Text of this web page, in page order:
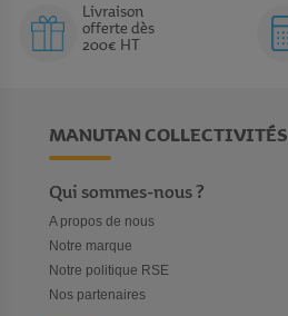
Livraison
offerte dès
200€ HT
MANUTAN COLLECTIVITÉS
Qui sommes-nous ?
A propos de nous
Notre marque
Notre politique RSE
Nos partenaires